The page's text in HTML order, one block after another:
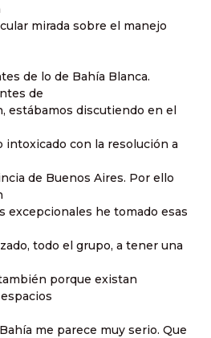
mirada sobre el manejo
de lo de Bahía Blanca.
de
estábamos discutiendo en el
intoxicado con la resolución a
de Buenos Aires. Por ello
excepcionales he tomado esas
todo el grupo, a tener una
porque existan
me parece muy serio. Que